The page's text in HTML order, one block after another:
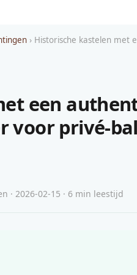
› Historische kastelen met
een
voor privé-
· 2026-02-15 · 6 min leestijd